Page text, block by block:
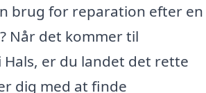
brug for reparation efter en
Når det kommer til
er du landet det rette
dig med at finde